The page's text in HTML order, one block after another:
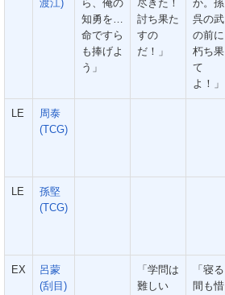
渡江)
ら、俺の
知勇を…
命ですら
も捧げよ
う」
尽きた！
討ち果た
すの
だ！」
か。孫
呉の武
の前に
朽ち果
て
よ！」
LE
周泰
(TCG)
LE
孫堅
(TCG)
EX
呂蒙
(刮目)
「学問は
難しい
「寝る
間も惜